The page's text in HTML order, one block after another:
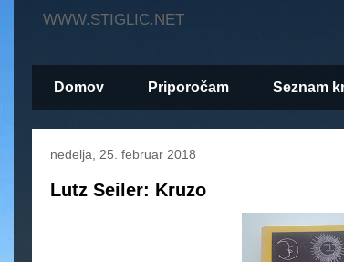
WWW.STIGLIC.NET
Domov Priporočam Seznam
nedelja, 25. februar 2018
Lutz Seiler: Kruzo